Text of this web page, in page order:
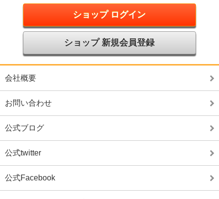
ショップ ログイン
ショップ 新規会員登録
会社概要
お問い合わせ
公式ブログ
公式twitter
公式Facebook